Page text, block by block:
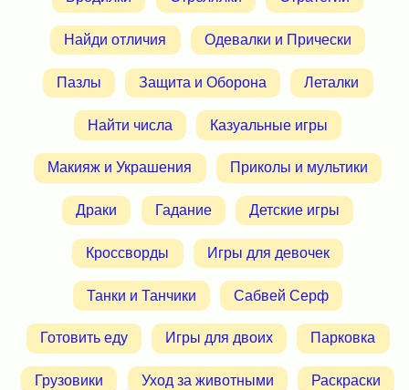
Найди отличия Одевалки и Прически
Пазлы Защита и Оборона Леталки
Найти числа Казуальные игры
Макияж и Украшения Приколы и мультики
Драки Гадание Детские игры
Кроссворды Игры для девочек
Танки и Танчики Сабвей Серф
Готовить еду Игры для двоих Парковка
Грузовики Уход за животными Раскраски